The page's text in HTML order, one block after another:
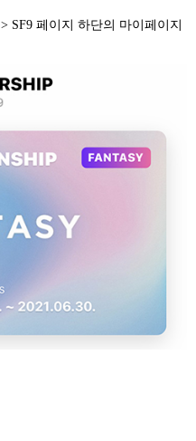
> SF9 페이지 하단의 마이페이지